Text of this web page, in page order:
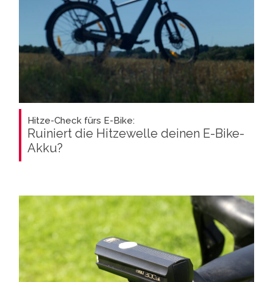
Hitze-Check fürs E-Bike:
Ruiniert die Hitzewelle deinen E-Bike-
Akku?